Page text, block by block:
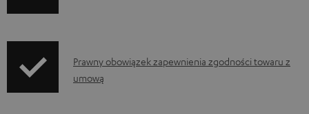
m
I
n
Prawny obowiązek zapewnienia zgodności towaru z
umową